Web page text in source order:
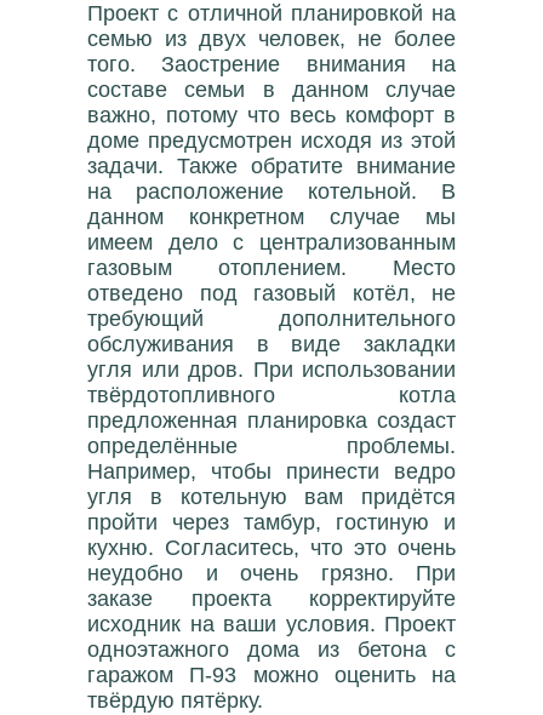
Проект с отличной планировкой на
семью из двух человек, не более
того. Заострение внимания на
составе семьи в данном случае
важно, потому что весь комфорт в
доме предусмотрен исходя из этой
задачи. Также обратите внимание
на расположение котельной. В
данном конкретном случае мы
имеем дело с централизованным
газовым отоплением. Место
отведено под газовый котёл, не
требующий дополнительного
обслуживания в виде закладки
угля или дров. При использовании
твёрдотопливного котла
предложенная планировка создаст
определённые проблемы.
Например, чтобы принести ведро
угля в котельную вам придётся
пройти через тамбур, гостиную и
кухню. Согласитесь, что это очень
неудобно и очень грязно. При
заказе проекта корректируйте
исходник на ваши условия. Проект
одноэтажного дома из бетона с
гаражом П-93 можно оценить на
твёрдую пятёрку.